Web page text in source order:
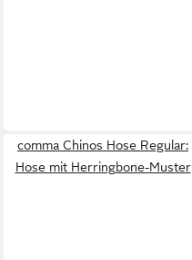
comma Chinos Hose Regular:
Hose mit Herringbone-Muster